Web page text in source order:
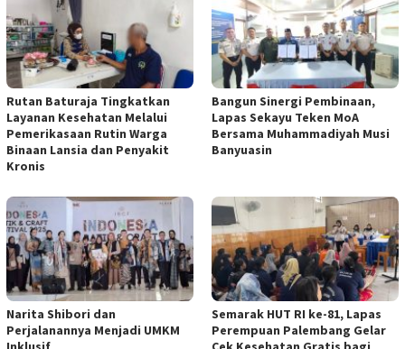
Rutan Baturaja Tingkatkan
Layanan Kesehatan Melalui
Pemerikasaan Rutin Warga
Binaan Lansia dan Penyakit
Kronis
Bangun Sinergi Pembinaan,
Lapas Sekayu Teken MoA
Bersama Muhammadiyah Musi
Banyuasin
Narita Shibori dan
Perjalanannya Menjadi UMKM
Semarak HUT RI ke-81, Lapas
Perempuan Palembang Gelar